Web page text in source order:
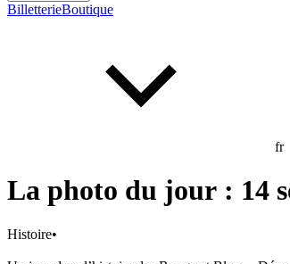
BilletterieBoutique
fr
La photo du jour : 14
Histoire•